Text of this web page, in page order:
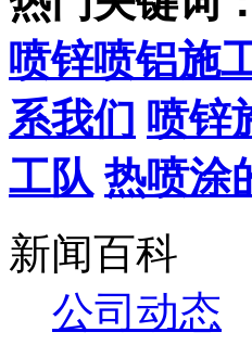
喷锌喷铝施
系我们 喷锌
工队 热喷涂
新闻百科
公司动态